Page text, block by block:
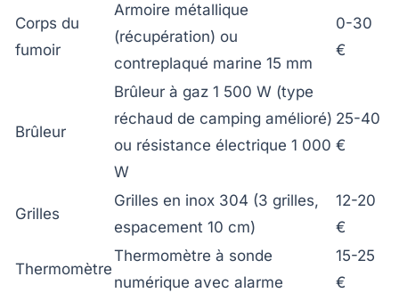
Corps du
fumoir
Armoire métallique
(récupération) ou
contreplaqué marine 15 mm
0-30
€
Brûleur
Brûleur à gaz 1 500 W (type
réchaud de camping amélioré)
ou résistance électrique 1 000
W
25-40
€
Grilles
Grilles en inox 304 (3 grilles,
espacement 10 cm)
12-20
€
Thermomètre
Thermomètre à sonde
numérique avec alarme
15-25
€